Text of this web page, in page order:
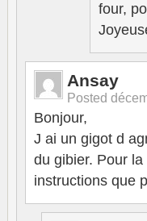
four,
Ansay
Posted
Bonjour,
J ai un gigot d
du gibier. Pour
instructions que